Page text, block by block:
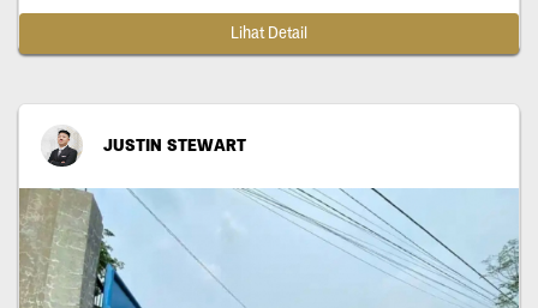
Lihat Detail
JUSTIN STEWART